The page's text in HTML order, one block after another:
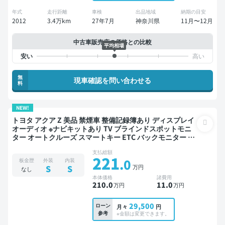
年式
2012
走行距離
3.4万km
車検
27年7月
出品地域
神奈川県
納期の目安
11月〜12月
中古車販売店の価格との比較
平均相場
無
料
現車確認を問い合わせる
NEW!
トヨタ アクア Z 美品 禁煙車 整備記録簿あり ディスプレイ
オーディオ ※ナビキットあり TV ブラインドスポットモニ
ター オートクルーズ スマートキー ETC バックモニター 全
板金歴
なし
外装
S
内装
S
支払総額
221.0 万円
本体価格
210.0万円
諸費用
11.0万円
ローン
参考
月々 29,500 円
※金額は変更できます。